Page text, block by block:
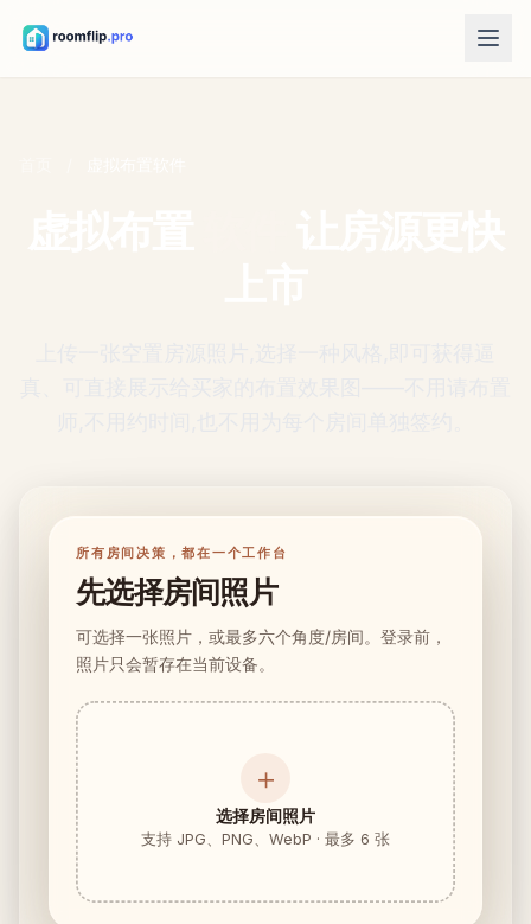
家具适配检查
买沙发或桌子前先检查通道是否够用。
案例画廊
中文
所有房间决策，都在一个工作台
先选择房间照片
可选择一张照片，或最多六个角度/房间。登录前，
照片只会暂存在当前设备。
＋
选择房间照片
支持 JPG、PNG、WebP · 最多 6 张